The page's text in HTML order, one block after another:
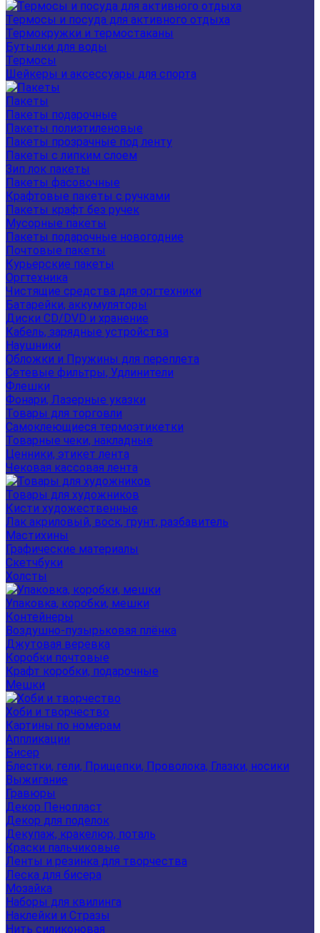
Термосы и посуда для активного отдыха
Термокружки и термостаканы
Бутылки для воды
Термосы
Шейкеры и аксессуары для спорта
Пакеты
Пакеты подарочные
Пакеты полиэтиленовые
Пакеты прозрачные под ленту
Пакеты с липким слоем
Зип лок пакеты
Пакеты фасовочные
Крафтовые пакеты с ручками
Пакеты крафт без ручек
Мусорные пакеты
Пакеты подарочные новогодние
Почтовые пакеты
Курьерские пакеты
Оргтехника
Чистящие средства для оргтехники
Батарейки, аккумуляторы
Диски CD/DVD и хранение
Кабель, зарядные устройства
Наушники
Обложки и Пружины для переплета
Сетевые фильтры, Удлинители
Флешки
Фонари, Лазерные указки
Товары для торговли
Самоклеющиеся термоэтикетки
Товарные чеки, накладные
Ценники, этикет лента
Чековая кассовая лента
Товары для художников
Кисти художественные
Лак акриловый, воск, грунт, разбавитель
Мастихины
Графические материалы
Скетчбуки
Холсты
Упаковка, коробки, мешки
Контейнеры
Воздушно-пузырьковая плёнка
Джутовая веревка
Коробки почтовые
Крафт коробки, подарочные
Мешки
Хоби и творчество
Картины по номерам
Аппликации
Бисер
Блестки, гели, Прищепки, Проволока, Глазки, носики
Выжигание
Гравюры
Декор Пенопласт
Декор для поделок
Декупаж, кракелюр, поталь
Краски пальчиковые
Ленты и резинка для творчества
Леска для бисера
Мозайка
Наборы для квилинга
Наклейки и Стразы
Нить силиконовая